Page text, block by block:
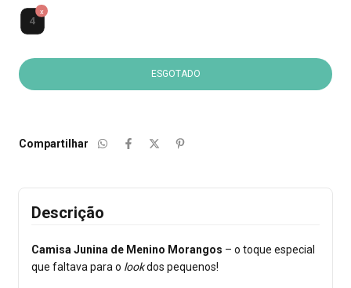
4
Compartilhar
Descrição
Camisa Junina de Menino Morangos – o toque especial
que faltava para o lookdos pequenos!